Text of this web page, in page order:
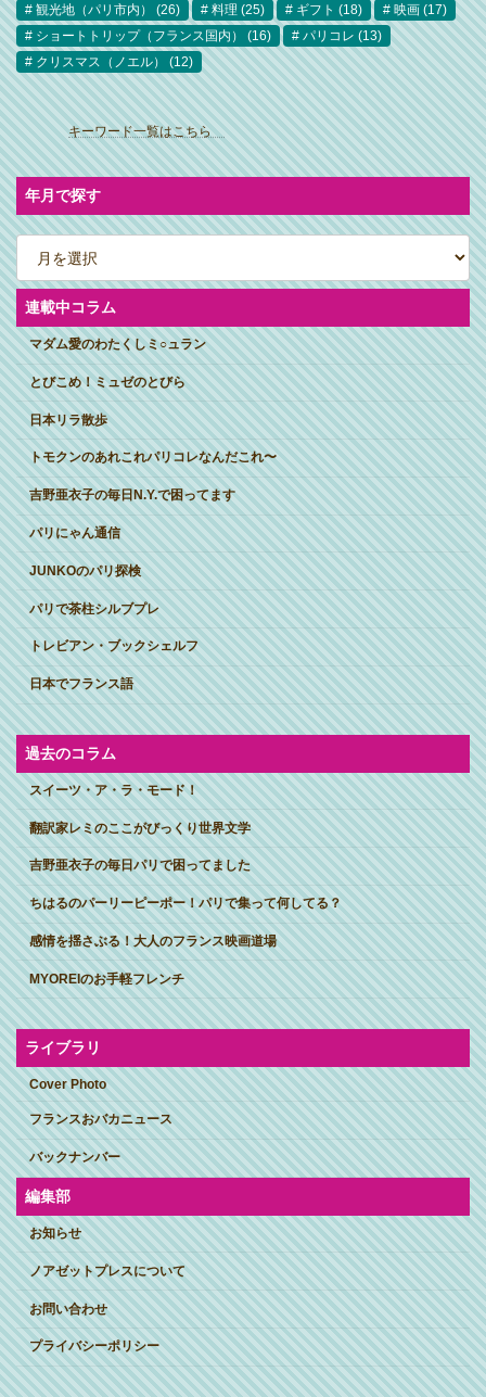
観光地（パリ市内）
(26) 料理 (25) ギフト (18) 映画 (17)
ショートトリップ（フランス国内）
(16) パリコレ (13)
クリスマス（ノエル）
(12)
ア
イ
コ
ン
リ
ン
ク
キーワード一覧はこちら
年月で探す
ア
ー
カ
イ
ブ連載中コラム
マダム愛のわたくしミ○ュラン
とびこめ！ミュゼのとびら
日本リラ散歩
トモクンのあれこれパリコレなんだこれ〜
吉野亜衣子の毎日N.Y.で困ってます
パリにゃん通信
JUNKOのパリ探検
パリで茶柱シルブプレ
トレビアン・ブックシェルフ
日本でフランス語
過去のコラム
スイーツ・ア・ラ・モード！
翻訳家レミのここがびっくり世界文学
吉野亜衣子の毎日パリで困ってました
ちはるのパーリーピーポー！パリで集って何してる？
感情を揺さぶる！大人のフランス映画道場
MYOREIのお手軽フレンチ
ライブラリ
Cover Photo
フランスおバカニュース
バックナンバー
編集部
お知らせ
ノアゼットプレスについて
お問い合わせ
プライバシーポリシー